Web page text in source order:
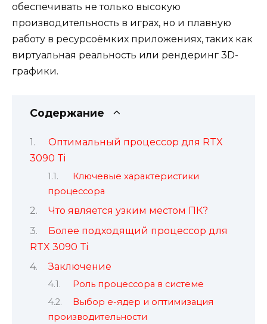
обеспечивать не только высокую
производительность в играх, но и плавную
работу в ресурсоёмких приложениях, таких как
виртуальная реальность или рендеринг 3D-
графики.
Содержание
Оптимальный процессор для RTX
3090 Ti
Ключевые характеристики
процессора
Что является узким местом ПК?
Более подходящий процессор для
RTX 3090 Ti
Заключение
Роль процессора в системе
Выбор e-ядер и оптимизация
производительности